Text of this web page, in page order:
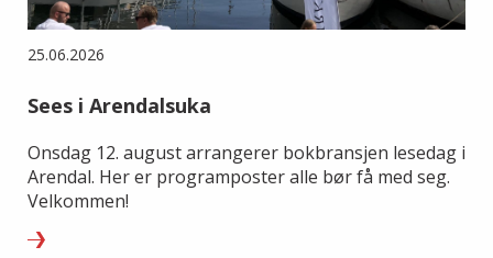
25.06.2026
Sees i Arendalsuka
Onsdag 12. august arrangerer bokbransjen lesedag i
Arendal. Her er programposter alle bør få med seg.
Velkommen!